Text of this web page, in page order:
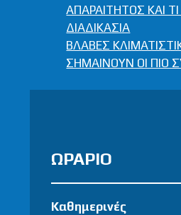
ΑΠΑΡΑΙΤΗΤΟΣ ΚΑΙ
ΔΙΑΔΙΚΑΣΙΑ
ΒΛΑΒΕΣ
ΣΗΜΑΙΝΟΥΝ ΟΙ ΠΙΟ
ΩΡΑΡΙΟ
Καθημερινές